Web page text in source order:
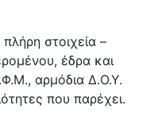
στοιχεία –
έδρα και
αρμόδια Δ.Ο.Υ.
που παρέχει.